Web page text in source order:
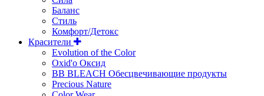
Баланс
Стиль
Комфорт/Детокс
Красители
Evolution of the Color
Oxid'o Оксид
BB BLEACH Обесцвечивающие продукты
Precious Nature